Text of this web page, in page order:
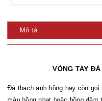
Mô tả
VÒNG TAY
Đá thạch anh hồng hay còn